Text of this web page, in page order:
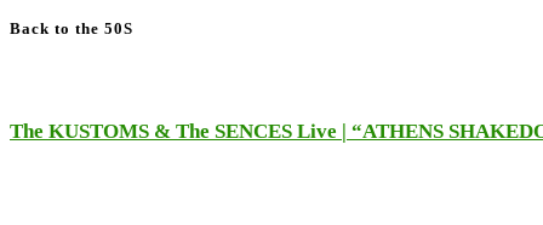
Back to the 50S
The KUSTOMS & The SENCES Live | “ATHENS